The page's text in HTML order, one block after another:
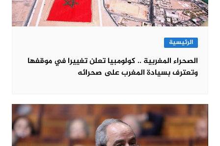
الرئيسية
الصحراء المغربية .. كولومبيا تعلن تغييرا في موقفها
وتعترف بسيادة المغرب على صحرائه